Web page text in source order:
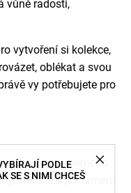
PODLE
SE S NIMI CHCEŠ
vůně radosti,
vytvoření si kolekce,
oblékat a svou
vy potřebujete pro
grapefruitu, černého
která je v parfumerii